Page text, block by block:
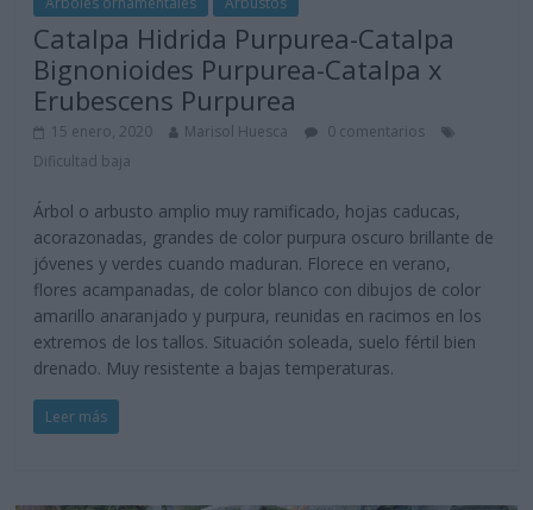
Catalpa Hidrida Purpurea-Catalpa
Bignonioides Purpurea-Catalpa x
Erubescens Purpurea
15 enero, 2020 Marisol Huesca
0 comentarios
Dificultad baja
Árbol o arbusto amplio muy ramificado, hojas caducas,
acorazonadas, grandes de color purpura oscuro brillante de
jóvenes y verdes cuando maduran. Florece en verano,
flores acampanadas, de color blanco con dibujos de color
amarillo anaranjado y purpura, reunidas en racimos en los
extremos de los tallos. Situación soleada, suelo fértil bien
drenado. Muy resistente a bajas temperaturas.
Leer más